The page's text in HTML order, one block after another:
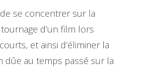
se concentrer sur la
d’un film lors
et ainsi d’éliminer la
dûe au temps passé sur la